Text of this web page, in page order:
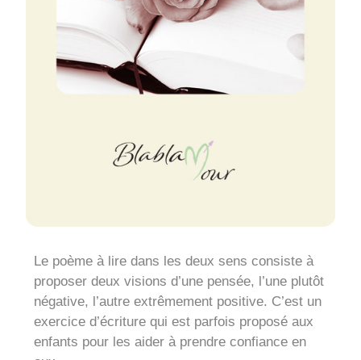
Le poème à lire dans les deux sens consiste à
proposer deux visions d’une pensée, l’une plutôt
négative, l’autre extrêmement positive. C’est un
exercice d’écriture qui est parfois proposé aux
enfants pour les aider à prendre confiance en